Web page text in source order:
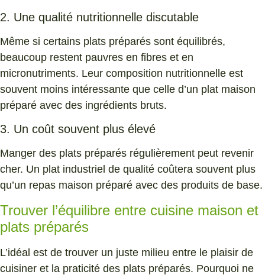
2. Une qualité nutritionnelle discutable
Même si certains plats préparés sont équilibrés,
beaucoup restent pauvres en fibres et en
micronutriments. Leur composition nutritionnelle est
souvent moins intéressante que celle d’un plat maison
préparé avec des ingrédients bruts.
3. Un coût souvent plus élevé
Manger des plats préparés régulièrement peut revenir
cher. Un plat industriel de qualité coûtera souvent plus
qu’un repas maison préparé avec des produits de base.
Trouver l’équilibre entre cuisine maison et
plats préparés
L’idéal est de trouver un juste milieu entre le plaisir de
cuisiner et la praticité des plats préparés. Pourquoi ne